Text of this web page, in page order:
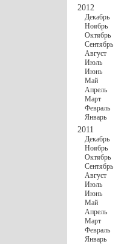
2012
Декабрь
Ноябрь
Октябрь
Сентябрь
Август
Июль
Июнь
Май
Апрель
Март
Февраль
Январь
2011
Декабрь
Ноябрь
Октябрь
Сентябрь
Август
Июль
Июнь
Май
Апрель
Март
Февраль
Январь